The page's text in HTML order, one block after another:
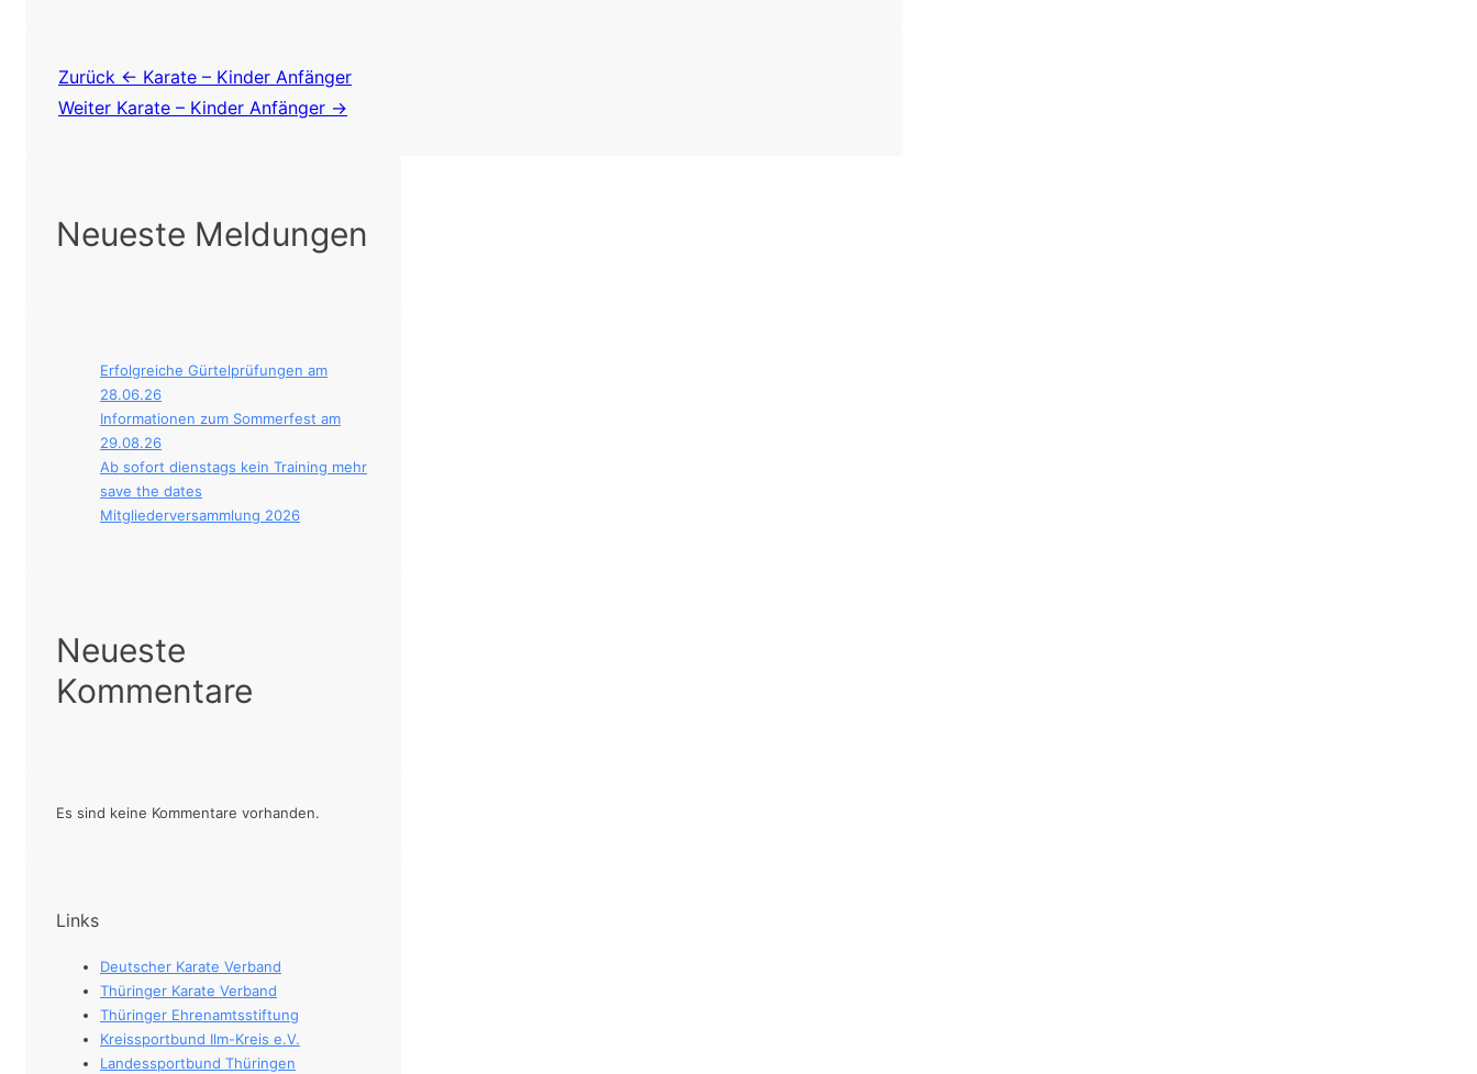
Beitragsnavigation
Zurück ← Karate – Kinder Anfänger
Weiter Karate – Kinder Anfänger →
Neueste Meldungen
Erfolgreiche Gürtelprüfungen am
28.06.26
Informationen zum Sommerfest am
29.08.26
Ab sofort dienstags kein Training mehr
save the dates
Mitgliederversammlung 2026
Neueste
Kommentare
Es sind keine Kommentare vorhanden.
Links
Deutscher Karate Verband
Thüringer Karate Verband
Thüringer Ehrenamtsstiftung
Kreissportbund Ilm-Kreis e.V.
Landessportbund Thüringen